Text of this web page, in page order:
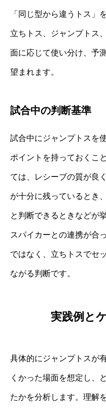
「同じ型から違うトス」
立ちトス、ジャンプトス
面に応じて使い分け、予
望まれます。
試合中の判断基準
試合中にジャンプトスを
ポイントを持っておくこ
ては、レシーブの質が良
が十分に残っているとき
と判断できるときなどが
スパイカーとの連携が合
ではなく、立ちトスでセ
ながる判断です。
実践例と
具体的にジャンプトスが
くかった場面を想定し、
たかを分析します。理解